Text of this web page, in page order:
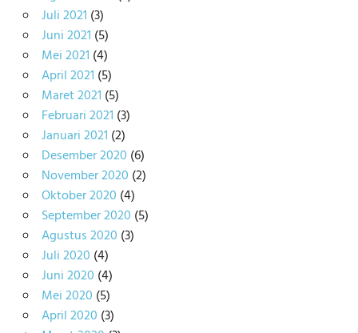
Juli 2021 (3)
Juni 2021 (5)
Mei 2021 (4)
April 2021 (5)
Maret 2021 (5)
Februari 2021 (3)
Januari 2021 (2)
Desember 2020 (6)
November 2020 (2)
Oktober 2020 (4)
September 2020 (5)
Agustus 2020 (3)
Juli 2020 (4)
Juni 2020 (4)
Mei 2020 (5)
April 2020 (3)